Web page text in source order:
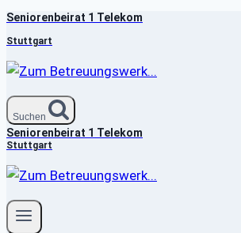
Zum
Inhalt
springen
Seniorenbeirat 1 Telekom
Stuttgart
Suchen
Seniorenbeirat 1 Telekom
Stuttgart